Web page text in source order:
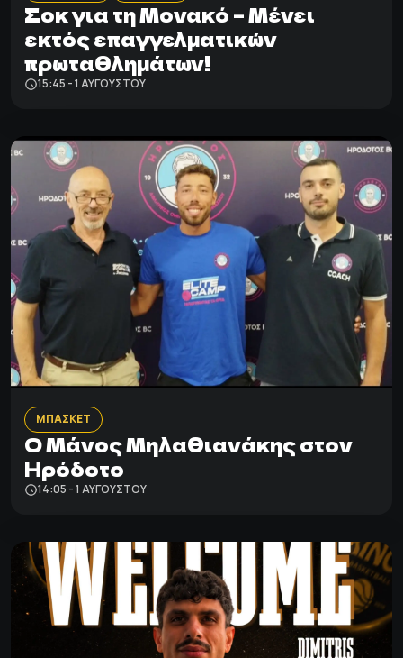
Σοκ για τη Μονακό – Μένει
εκτός επαγγελματικών
πρωταθλημάτων!
15:45 - 1 ΑΥΓΟΎΣΤΟΥ
ΜΠΑΣΚΕΤ
Ο Μάνος Μηλαθιανάκης στον
Ηρόδοτο
14:05 - 1 ΑΥΓΟΎΣΤΟΥ